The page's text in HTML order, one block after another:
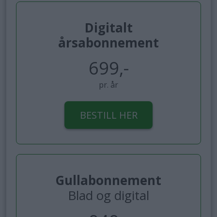
Digitalt
årsabonnement
699,-
pr. år
BESTILL HER
Gullabonnement
Blad og digital